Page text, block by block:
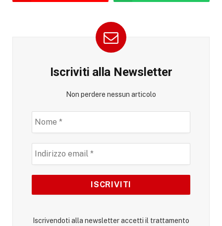
Iscriviti alla Newsletter
Non perdere nessun articolo
Iscrivendoti alla newsletter accetti il trattamento